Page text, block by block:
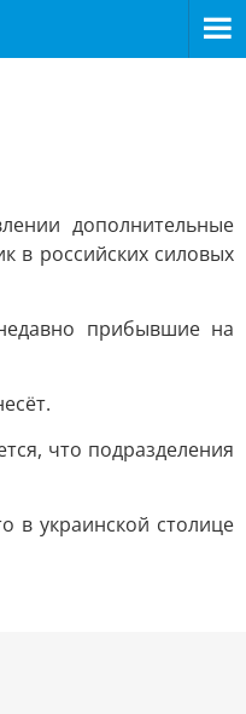
дополнительные
в российских силовых
прибывшие на
что подразделения
в украинской столице